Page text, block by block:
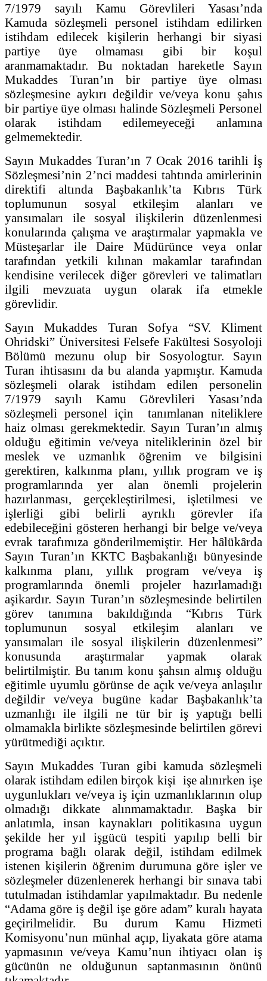
7/1979 sayılı Kamu Görevlileri Yasası’nda
Kamuda sözleşmeli personel istihdam edilirken
istihdam edilecek kişilerin herhangi bir siyasi
partiye üye olmaması gibi bir koşul
aranmamaktadır. Bu noktadan hareketle Sayın
Mukaddes Turan’ın bir partiye üye olması
sözleşmesine aykırı değildir ve/veya konu şahıs
bir partiye üye olması halinde Sözleşmeli Personel
olarak istihdam edilemeyeceği anlamına
gelmemektedir.
Sayın Mukaddes Turan’ın 7 Ocak 2016 tarihli İş
Sözleşmesi’nin 2’nci maddesi tahtında amirlerinin
direktifi altında Başbakanlık’ta Kıbrıs Türk
toplumunun sosyal etkileşim alanları ve
yansımaları ile sosyal ilişkilerin düzenlenmesi
konularında çalışma ve araştırmalar yapmakla ve
Müsteşarlar ile Daire Müdürünce veya onlar
tarafından yetkili kılınan makamlar tarafından
kendisine verilecek diğer görevleri ve talimatları
ilgili mevzuata uygun olarak ifa etmekle
görevlidir.
Sayın Mukaddes Turan Sofya “SV. Kliment
Ohridski” Üniversitesi Felsefe Fakültesi Sosyoloji
Bölümü mezunu olup bir Sosyologtur. Sayın
Turan ihtisasını da bu alanda yapmıştır. Kamuda
sözleşmeli olarak istihdam edilen personelin
7/1979 sayılı Kamu Görevlileri Yasası’nda
sözleşmeli personel için tanımlanan niteliklere
haiz olması gerekmektedir. Sayın Turan’ın almış
olduğu eğitimin ve/veya niteliklerinin özel bir
meslek ve uzmanlık öğrenim ve bilgisini
gerektiren, kalkınma planı, yıllık program ve iş
programlarında yer alan önemli projelerin
hazırlanması, gerçekleştirilmesi, işletilmesi ve
işlerliği gibi belirli ayrıklı görevler ifa
edebileceğini gösteren herhangi bir belge ve/veya
evrak tarafımıza gönderilmemiştir. Her hâlükârda
Sayın Turan’ın KKTC Başbakanlığı bünyesinde
kalkınma planı, yıllık program ve/veya iş
programlarında önemli projeler hazırlamadığı
aşikardır. Sayın Turan’ın sözleşmesinde belirtilen
görev tanımına bakıldığında “Kıbrıs Türk
toplumunun sosyal etkileşim alanları ve
yansımaları ile sosyal ilişkilerin düzenlenmesi”
konusunda araştırmalar yapmak olarak
belirtilmiştir. Bu tanım konu şahsın almış olduğu
eğitimle uyumlu görünse de açık ve/veya anlaşılır
değildir ve/veya bugüne kadar Başbakanlık’ta
uzmanlığı ile ilgili ne tür bir iş yaptığı belli
olmamakla birlikte sözleşmesinde belirtilen görevi
yürütmediği açıktır.
Sayın Mukaddes Turan gibi kamuda sözleşmeli
olarak istihdam edilen birçok kişi işe alınırken işe
uygunlukları ve/veya iş için uzmanlıklarının olup
olmadığı dikkate alınmamaktadır. Başka bir
anlatımla, insan kaynakları politikasına uygun
şekilde her yıl işgücü tespiti yapılıp belli bir
programa bağlı olarak değil, istihdam edilmek
istenen kişilerin öğrenim durumuna göre işler ve
sözleşmeler düzenlenerek herhangi bir sınava tabi
tutulmadan istihdamlar yapılmaktadır. Bu nedenle
“Adama göre iş değil işe göre adam” kuralı hayata
geçirilmelidir. Bu durum Kamu Hizmeti
Komisyonu’nun münhal açıp, liyakata göre atama
yapmasının ve/veya Kamu’nun ihtiyacı olan iş
gücünün ne olduğunun saptanmasının önünü